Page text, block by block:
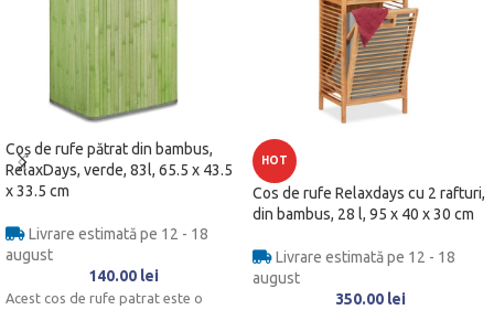
Coș de rufe pătrat din bambus,
RelaxDays, verde, 83l, 65.5 x 43.5
x 33.5 cm
Livrare estimată pe 12 - 18
august
140.00 lei
Acest cos de rufe patrat este o
HOT
Cos de rufe Relaxdays cu 2 rafturi,
din bambus, 28 l, 95 x 40 x 30 cm
Livrare estimată pe 12 - 18
august
350.00 lei